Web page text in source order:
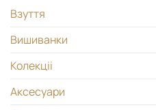
Взуття
Вишиванки
Колекціі
Аксесуари